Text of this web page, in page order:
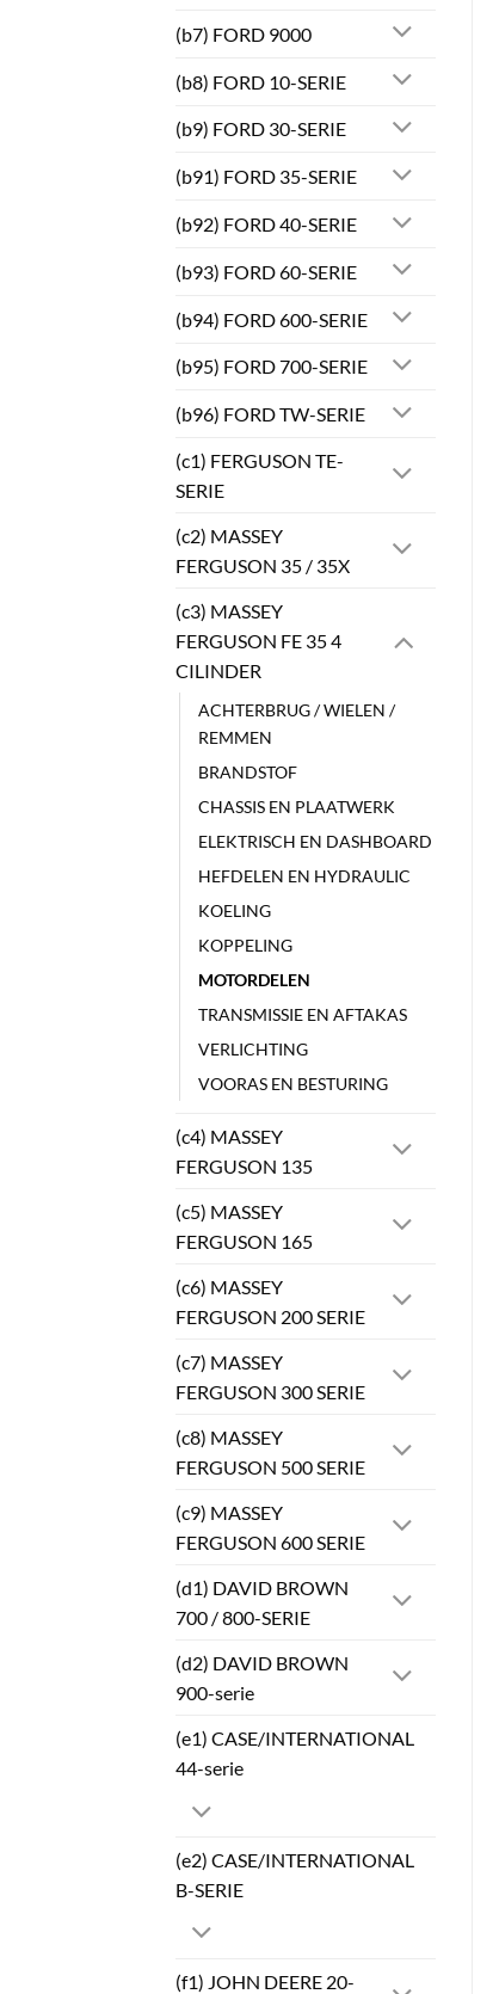
(b7) FORD 9000
(b8) FORD 10-SERIE
(b9) FORD 30-SERIE
(b91) FORD 35-SERIE
(b92) FORD 40-SERIE
(b93) FORD 60-SERIE
(b94) FORD 600-SERIE
(b95) FORD 700-SERIE
(b96) FORD TW-SERIE
(c1) FERGUSON TE-
SERIE
(c2) MASSEY
FERGUSON 35 / 35X
(c3) MASSEY
FERGUSON FE 35 4
CILINDER
ACHTERBRUG / WIELEN /
REMMEN
BRANDSTOF
CHASSIS EN PLAATWERK
ELEKTRISCH EN DASHBOARD
HEFDELEN EN HYDRAULIC
KOELING
KOPPELING
MOTORDELEN
TRANSMISSIE EN AFTAKAS
VERLICHTING
VOORAS EN BESTURING
(c4) MASSEY
FERGUSON 135
(c5) MASSEY
FERGUSON 165
(c6) MASSEY
FERGUSON 200 SERIE
(c7) MASSEY
FERGUSON 300 SERIE
(c8) MASSEY
FERGUSON 500 SERIE
(c9) MASSEY
FERGUSON 600 SERIE
(d1) DAVID BROWN
700 / 800-SERIE
(d2) DAVID BROWN
900-serie
(e1) CASE/INTERNATIONAL
44-serie
(e2) CASE/INTERNATIONAL
B-SERIE
(f1) JOHN DEERE 20-